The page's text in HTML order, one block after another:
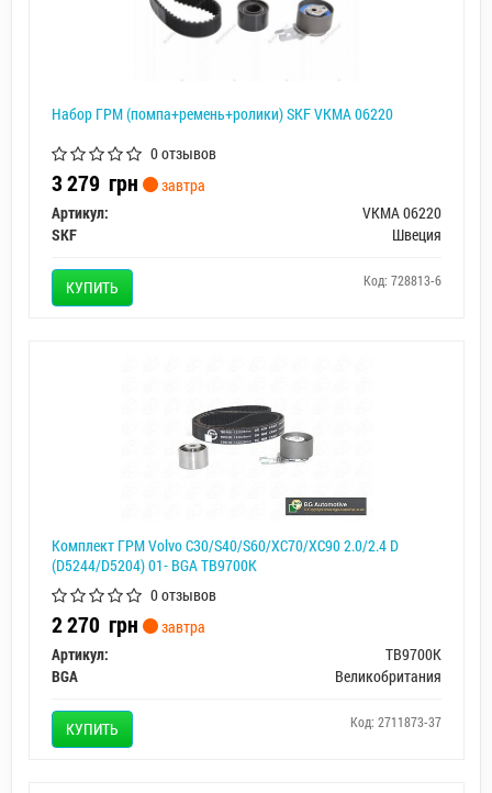
Набор ГРМ (помпа+ремень+ролики) SKF VKMA 06220
0 отзывов
3 279 грн
завтра
Артикул:
VKMA 06220
SKF
Швеция
КУПИТЬ Код: 728813-6
Комплект ГРМ Volvo C30/S40/S60/XC70/XC90 2.0/2.4 D
(D5244/D5204) 01- BGA TB9700K
0 отзывов
2 270 грн
завтра
Артикул:
TB9700K
BGA
Великобритания
КУПИТЬ Код: 2711873-37